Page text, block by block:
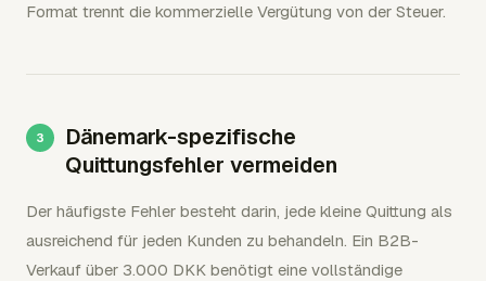
Format trennt die kommerzielle Vergütung von der Steuer.
Dänemark-spezifische
Quittungsfehler vermeiden
Der häufigste Fehler besteht darin, jede kleine Quittung als
ausreichend für jeden Kunden zu behandeln. Ein B2B-
Verkauf über 3.000 DKK benötigt eine vollständige